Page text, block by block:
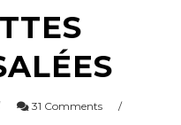
31 Comments